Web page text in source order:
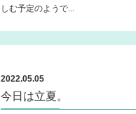
しむ予定のようで...
2022.05.05
今日は立夏。